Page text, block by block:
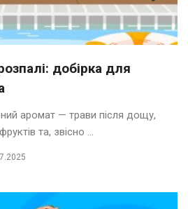
добірка для
аромат — трави після дощу,
та, звісно ...